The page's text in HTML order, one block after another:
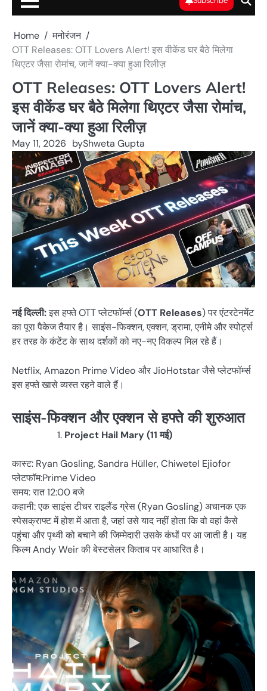
Home
मनोरंजन
OTT Releases: OTT Lovers Alert! इस वीकेंड घर बैठे मिलेगा
थिएटर जैसा रोमांच, जानें क्या-क्या हुआ रिलीज़
OTT Releases: OTT Lovers Alert!
इस वीकेंड घर बैठे मिलेगा थिएटर जैसा रोमांच,
जानें क्या-क्या हुआ रिलीज़
May 11, 2026 byShweta Gupta
नई दिल्ली:इस हफ्ते OTT प्लेटफॉर्म्स (OTT Releases) पर एंटरटेनमेंट
का पूरा पैकेज तैयार है। साइंस-फिक्शन, एक्शन, ड्रामा, एनीमे और स्पोर्ट्स
हर तरह के कंटेंट के साथ दर्शकों को नए-नए विकल्प मिल रहे हैं।
Netflix, Amazon Prime Video और JioHotstar जैसे प्लेटफॉर्म्स
इस हफ्ते खासे व्यस्त रहने वाले हैं।
साइंस-फिक्शन और एक्शन से हफ्ते की शुरुआत
Project Hail Mary (11 मई)
कास्ट: Ryan Gosling, Sandra Hüller, Chiwetel Ejiofor
प्लेटफॉम:Prime Video
समय: रात 12:00 बजे
कहानी: एक साइंस टीचर राइलैंड ग्रेस (Ryan Gosling) अचानक एक
स्पेसक्राफ्ट में होश में आता है, जहां उसे याद नहीं होता कि वो वहां कैसे
पहुंचा और पृथ्वी को बचाने की जिम्मेदारी उसके कंधों पर आ जाती है। यह
फिल्म Andy Weir की बेस्टसेलर किताब पर आधारित है।